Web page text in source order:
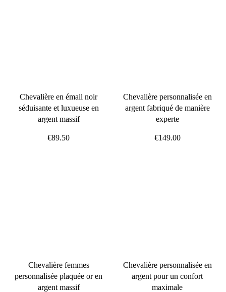
Chevalière en émail noir
séduisante et luxueuse en
argent massif
€89.50
Chevalière personnalisée en
argent fabriqué de manière
experte
€149.00
Chevalière femmes
personnalisée plaquée or en
argent massif
Chevalière personnalisée en
argent pour un confort
maximale